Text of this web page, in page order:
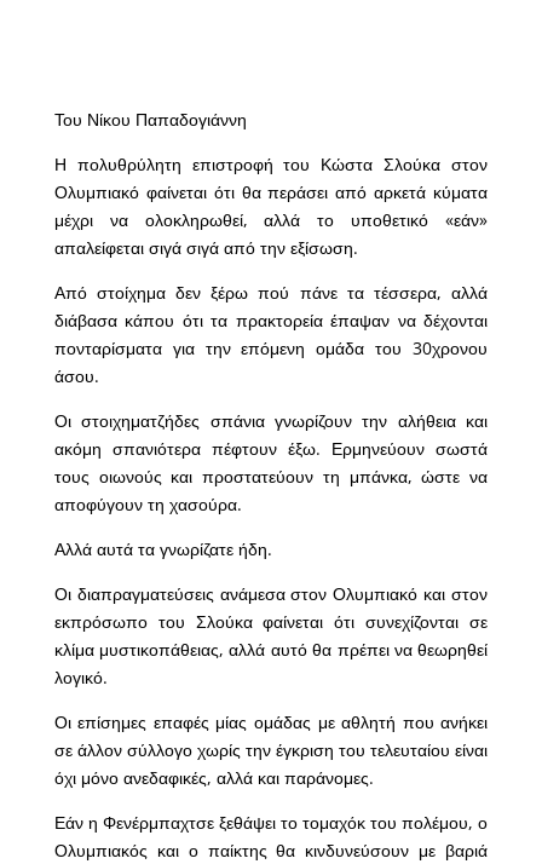
Του Νίκου Παπαδογιάννη
Η πολυθρύλητη επιστροφή του Κώστα Σλούκα στον
Ολυμπιακό φαίνεται ότι θα περάσει από αρκετά κύματα
μέχρι να ολοκληρωθεί, αλλά το υποθετικό «εάν»
απαλείφεται σιγά σιγά από την εξίσωση.
Από στοίχημα δεν ξέρω πού πάνε τα τέσσερα, αλλά
διάβασα κάπου ότι τα πρακτορεία έπαψαν να δέχονται
πονταρίσματα για την επόμενη ομάδα του 30χρονου
άσου.
Οι στοιχηματζήδες σπάνια γνωρίζουν την αλήθεια και
ακόμη σπανιότερα πέφτουν έξω. Ερμηνεύουν σωστά
τους οιωνούς και προστατεύουν τη μπάνκα, ώστε να
αποφύγουν τη χασούρα.
Αλλά αυτά τα γνωρίζατε ήδη.
Οι διαπραγματεύσεις ανάμεσα στον Ολυμπιακό και στον
εκπρόσωπο του Σλούκα φαίνεται ότι συνεχίζονται σε
κλίμα μυστικοπάθειας, αλλά αυτό θα πρέπει να θεωρηθεί
λογικό.
Οι επίσημες επαφές μίας ομάδας με αθλητή που ανήκει
σε άλλον σύλλογο χωρίς την έγκριση του τελευταίου είναι
όχι μόνο ανεδαφικές, αλλά και παράνομες.
Εάν η Φενέρμπαχτσε ξεθάψει το τομαχόκ του πολέμου, ο
Ολυμπιακός και ο παίκτης θα κινδυνεύσουν με βαριά